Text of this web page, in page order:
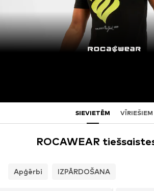
SIEVIETĒM VĪRIEŠIEM
ROCAWEAR
Apģērbi IZPĀRDOŠANA